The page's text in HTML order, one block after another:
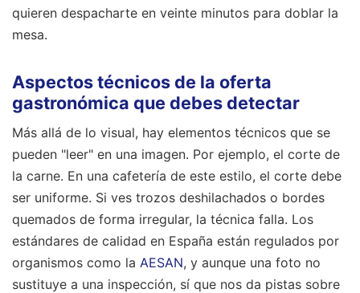
quieren despacharte en veinte minutos para doblar la
mesa.
Aspectos técnicos de la oferta
gastronómica que debes detectar
Más allá de lo visual, hay elementos técnicos que se
pueden "leer" en una imagen. Por ejemplo, el corte de
la carne. En una cafetería de este estilo, el corte debe
ser uniforme. Si ves trozos deshilachados o bordes
quemados de forma irregular, la técnica falla. Los
estándares de calidad en España están regulados por
organismos como la AESAN, y aunque una foto no
sustituye a una inspección, sí que nos da pistas sobre